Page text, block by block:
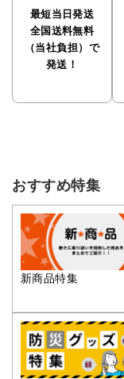
最短当日発送
全国送料無料
（当社負担）で
発送！
おすすめ特集
新商品特集